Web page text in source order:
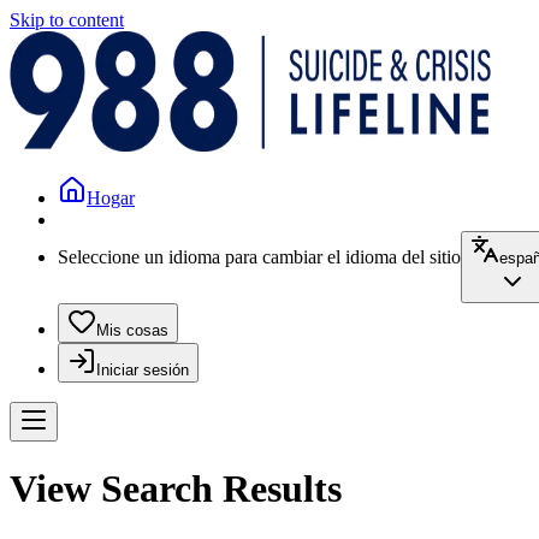
Skip to content
Hogar
Seleccione un idioma para cambiar el idioma del sitio
Mis cosas
Iniciar sesión
View Search Results